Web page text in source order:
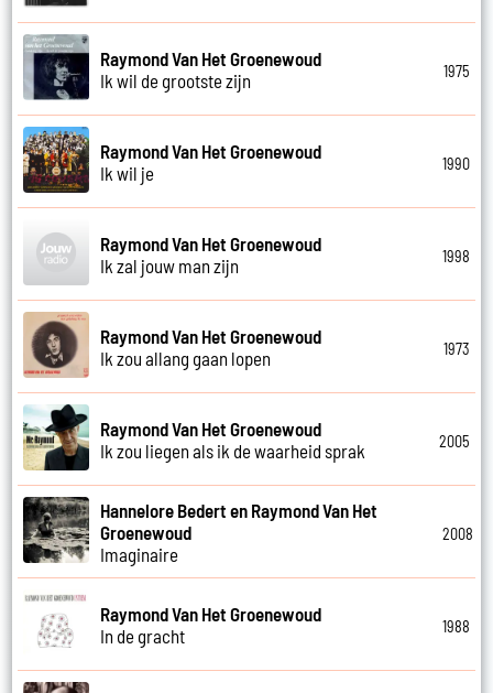
Raymond Van Het Groenewoud
Ik wil de grootste zijn
1975
Raymond Van Het Groenewoud
Ik wil je
1990
Raymond Van Het Groenewoud
Ik zal jouw man zijn
1998
Raymond Van Het Groenewoud
Ik zou allang gaan lopen
1973
Raymond Van Het Groenewoud
Ik zou liegen als ik de waarheid sprak
2005
Hannelore Bedert en Raymond Van Het
Groenewoud
Imaginaire
2008
Raymond Van Het Groenewoud
In de gracht
1988